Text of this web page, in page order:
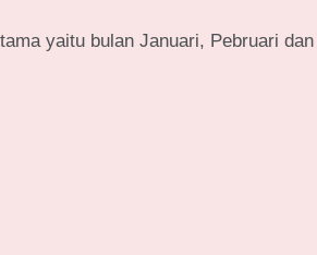
yaitu bulan Januari, Pebruari